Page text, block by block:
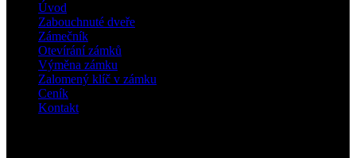
Úvod
Zabouchnuté dveře
Zámečník
Otevírání zámků
Výměna zámku
Zalomený klíč v zámku
Ceník
Kontakt